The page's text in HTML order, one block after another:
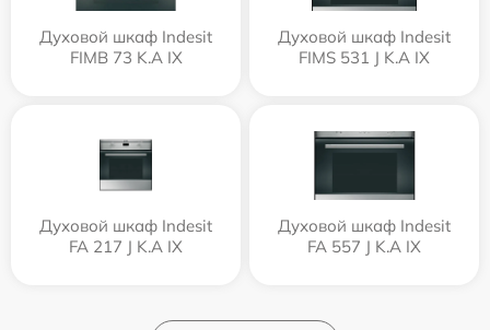
Духовой шкаф Indesit
FIMB 73 K.A IX
Духовой шкаф Indesit
FIMS 531 J K.A IX
Духовой шкаф Indesit
FA 217 J K.A IX
Духовой шкаф Indesit
FA 557 J K.A IX